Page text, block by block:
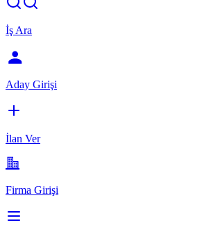
İş Ara
Aday Girişi
İlan Ver
Firma Girişi